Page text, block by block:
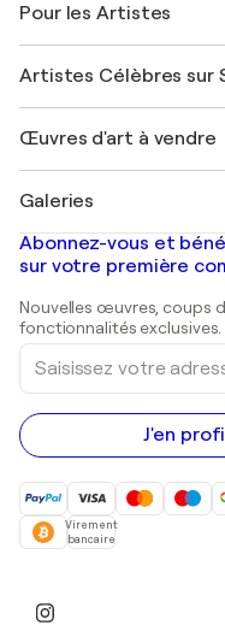
Offrir une carte cadeau
Rejoignez notre
Mon compte
+33 1 76 44 06 42
FAQ
Magazine Singulart
Emplois
Découvrez une
Pour les Artistes
Se connecter en tant
Artistes Célèbres sur
Marc Chagall
Banksy
Mr. Brainwash
Shepard Fairey
Œuvres d'art à vendre
Tableaux abstraits à
Peintures de paysage
Estampes
Peintures acryliques
Galeries
Galeries d'art en France
Galeries d'art en
Abonnez-vous et
sur votre première
Nouvelles œuvres, coups
fonctionnalités exclusives.
Saisissez
votre
adresse
e-
mail
J'en
Virement
bancaire